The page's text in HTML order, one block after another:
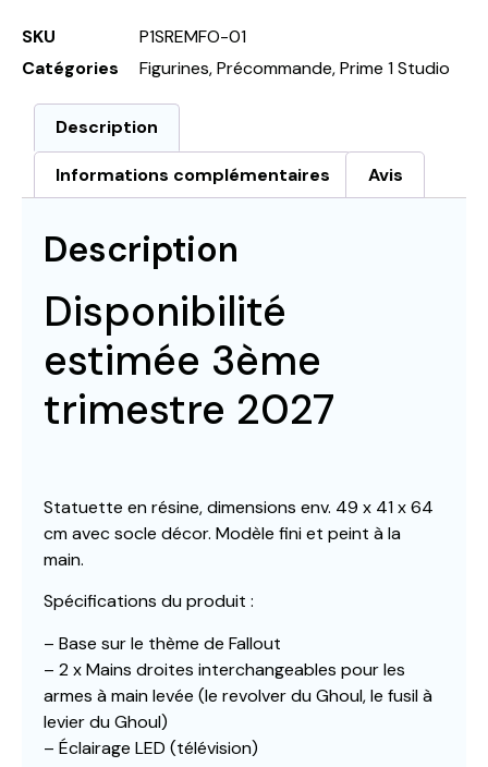
SKU
P1SREMFO-01
Catégories
Figurines,Précommande,Prime 1 Studio
Description
Informations complémentaires Avis
Description
Disponibilité
estimée 3ème
trimestre 2027
Statuette en résine, dimensions env. 49 x 41 x 64
cm avec socle décor. Modèle fini et peint à la
main.
Spécifications du produit :
– Base sur le thème de Fallout
– 2 x Mains droites interchangeables pour les
armes à main levée (le revolver du Ghoul, le fusil à
levier du Ghoul)
– Éclairage LED (télévision)